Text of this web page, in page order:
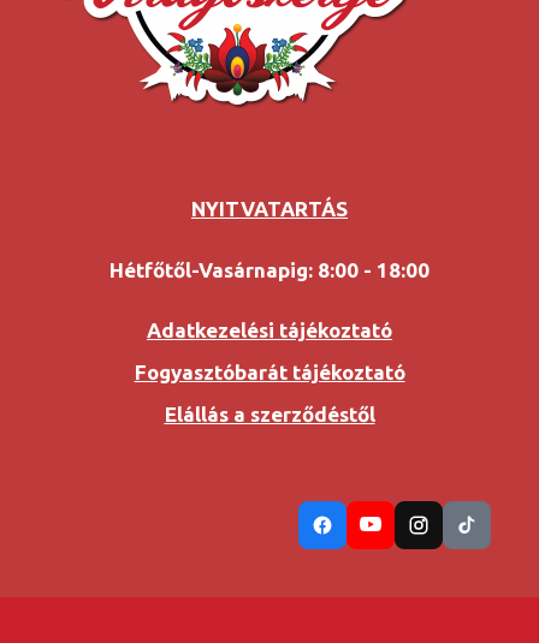
NYITVATARTÁS
Hétfőtől-Vasárnapig: 8:00 - 18:00
Adatkezelési tájékoztató
Fogyasztóbarát tájékoztató
Elállás a szerződéstől